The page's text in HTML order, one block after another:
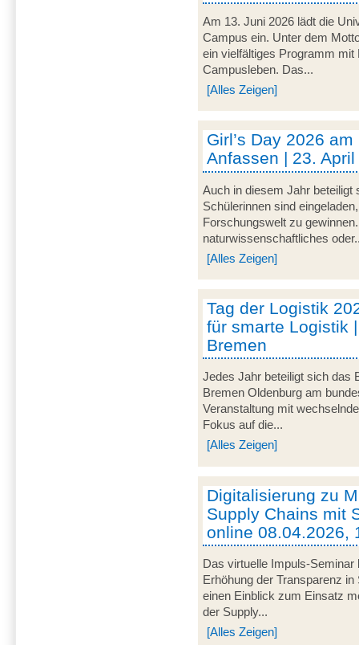
Am 13. Juni 2026 lädt die
Campus ein. Unter dem
ein vielfältiges Programm
Campusleben. Das...
[Alles Zeigen]
Girl’s Day 2026
Anfassen | 23.
Auch in diesem Jahr beteiligt
Schülerinnen sind
Forschungswelt zu
naturwissenschaftliches
[Alles Zeigen]
Tag der Logistik
für smarte Logistik
Bremen
Jedes Jahr beteiligt sich das
Bremen Oldenburg am
Veranstaltung mit
Fokus auf die...
[Alles Zeigen]
Digitalisierung zu
Supply Chains mit
online 08.04.2026,
Das virtuelle Impuls-Seminar
Erhöhung der Transparenz
einen Einblick zum Einsatz
der Supply...
[Alles Zeigen]